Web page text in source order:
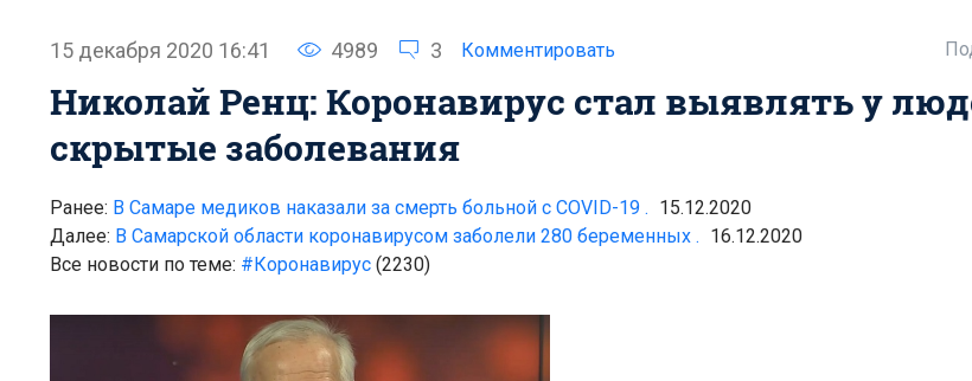
15 декабря 2020 16:41 4989 3 Комментировать
Николай Ренц: Коронавирус стал выявлять у
скрытые заболевания
Ранее: В Самаре медиков наказали за смерть больной с COVID-19 . 15.12.2020
Далее: В Самарской области коронавирусом заболели 280 беременных . 16.12.2020
Все новости по теме: #Коронавирус (2230)